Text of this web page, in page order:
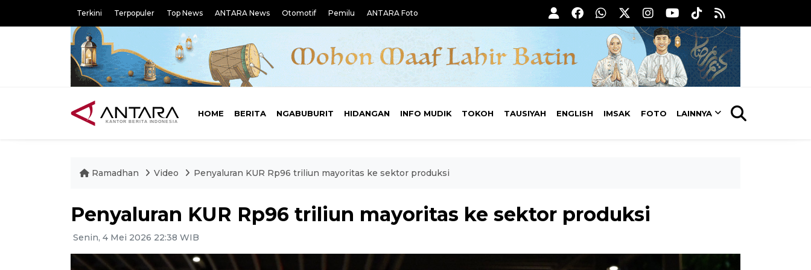
Terkini Terpopuler Top News ANTARA News Otomotif Pemilu ANTARA Foto
HOME BERITA NGABUBURIT HIDANGAN INFO MUDIK TOKOH TAUSIYAH ENGLISH IMSAK FOTO LAINNYA
Ramadhan Video Penyaluran KUR Rp96 triliun mayoritas ke sektor produksi
Penyaluran KUR Rp96 triliun mayoritas ke sektor produksi
Senin, 4 Mei 2026 22:38 WIB